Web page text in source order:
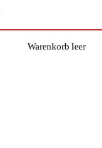
Warenkorb leer